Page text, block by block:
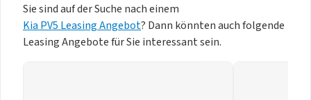
Sie sind auf der Suche nach einem
Kia PV5 Leasing Angebot? Dann könnten auch folgende
Leasing Angebote für Sie interessant sein.